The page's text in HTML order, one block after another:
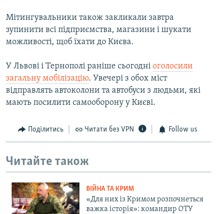
Мітингувальники також закликали завтра
зупинити всі підприємства, магазини і шукати
можливості, щоб їхати до Києва.
У Львові і Тернополі раніше сьогодні оголосили
загальну мобілізацію. Увечері з обох міст
відправлять автоколони та автобуси з людьми, які
мають посилити самооборону у Києві.
Поділитись Читати без VPN Follow us
Читайте також
ВІЙНА ТА КРИМ
«Для них із Кримом розпочнеться
важка історія»: командир ОТУ